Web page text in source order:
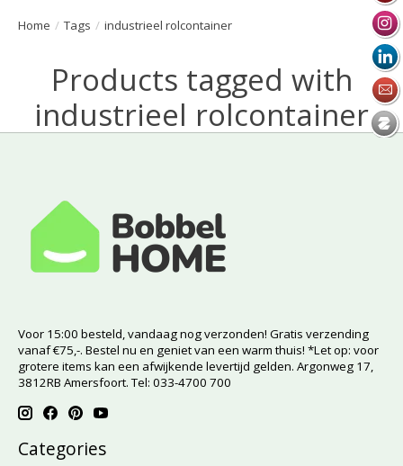
Home / Tags / industrieel rolcontainer
Products tagged with
industrieel rolcontainer
Voor 15:00 besteld, vandaag nog verzonden! Gratis verzending
vanaf €75,-. Bestel nu en geniet van een warm thuis! *Let op: voor
grotere items kan een afwijkende levertijd gelden. Argonweg 17,
3812RB Amersfoort. Tel: 033-4700 700
Categories